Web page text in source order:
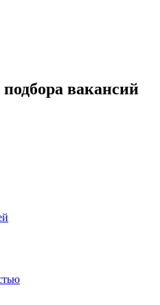
вакансий